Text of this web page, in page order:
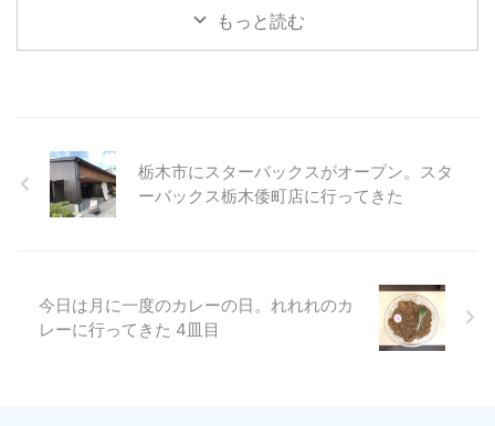
もっと読む
栃木市にスターバックスがオープン。スタ
ーバックス栃木倭町店に行ってきた
今日は月に一度のカレーの日。れれれのカ
レーに行ってきた 4皿目